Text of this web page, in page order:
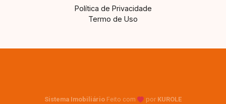
Política de Privacidade
Termo de Uso
Sistema Imobiliário Feito com por KUROLE